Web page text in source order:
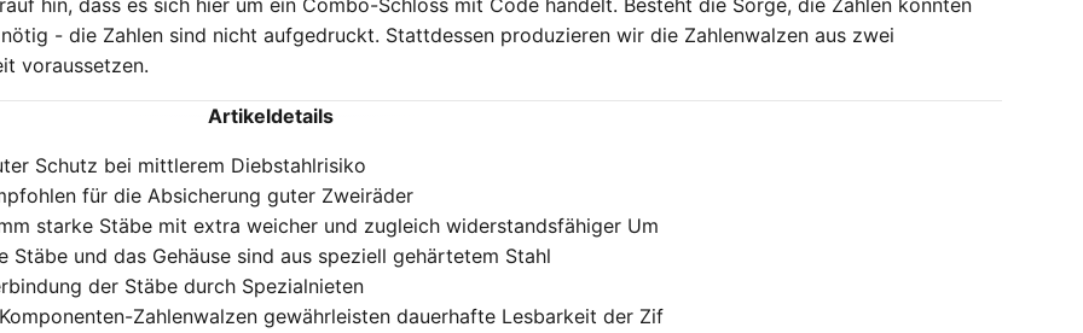
hin, dass es sich hier um ein Combo-Schloss mit Code handelt. Besteht die Sorge, die Zahlen könnten
- die Zahlen sind nicht aufgedruckt. Stattdessen produzieren wir die Zahlenwalzen aus zwei
voraussetzen.
Artikeldetails
Schutz bei mittlerem Diebstahlrisiko
für die Absicherung guter Zweiräder
starke Stäbe mit extra weicher und zugleich widerstandsfähiger Um
Stäbe und das Gehäuse sind aus speziell gehärtetem Stahl
der Stäbe durch Spezialnieten
Zahlenwalzen gewährleisten dauerhafte Lesbarkeit der Zif